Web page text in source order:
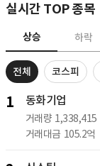
실시간 TOP 종목
상승 하락
전체 코스피
1 동화기업
거래량 1,338,415
거래대금 105.2억